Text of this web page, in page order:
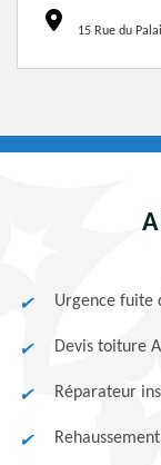
15 Rue du
Urgence fuite
Devis toiture
Réparateur